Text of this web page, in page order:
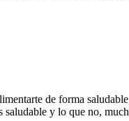
de forma
y lo que no,